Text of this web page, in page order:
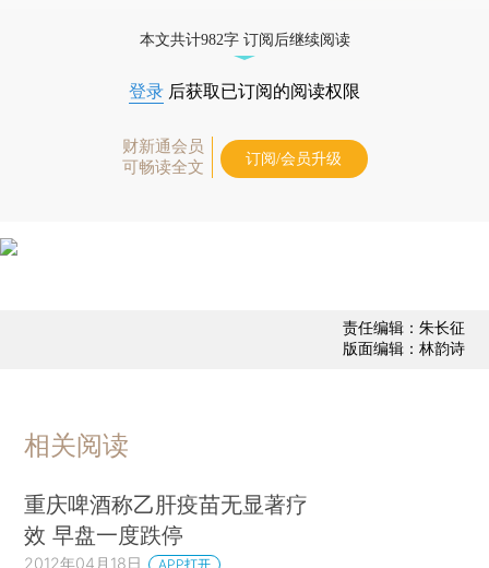
本文共计982字 订阅后继续阅读
登录 后获取已订阅的阅读权限
财新通会员
可畅读全文
订阅/会员升级
责任编辑：朱长征
版面编辑：林韵诗
相关阅读
重庆啤酒称乙肝疫苗无显著疗
效 早盘一度跌停
2012年04月18日 APP打开